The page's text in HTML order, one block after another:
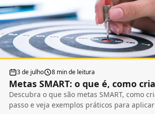
3 de julho 8 min de leitura
Metas SMART: o que é, como
Descubra o que são metas SMART, como
passo e veja exemplos práticos para